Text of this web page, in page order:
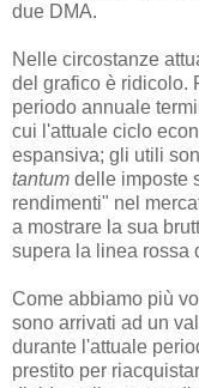
due DMA.
Nelle circostanze
del grafico è ridicolo.
periodo annuale
cui l'attuale ciclo
espansiva; gli utili
tantum delle imposte
rendimenti" nel
a mostrare la sua
supera la linea rossa
Come abbiamo più
sono arrivati ​​ad un
durante l'attuale
prestito per